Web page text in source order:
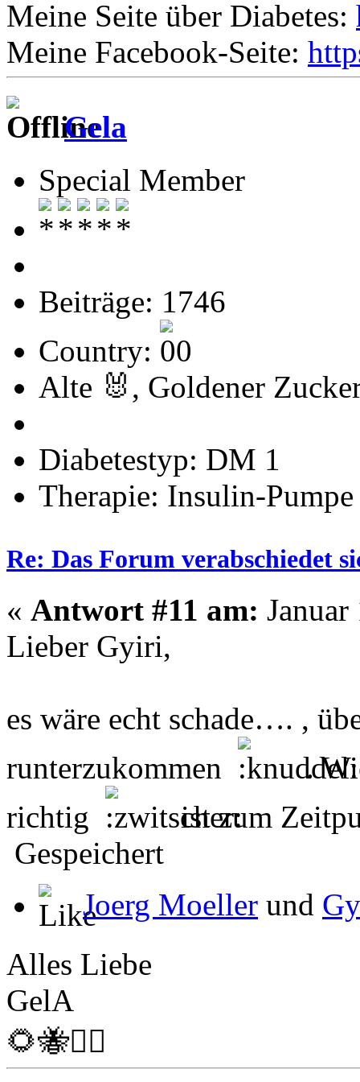
Meine Seite über Diabetes:
Meine Facebook-Seite:
Gela
Special Member
Beiträge: 1746
Country:
Alte 🐰, Goldener
Diabetestyp: DM 1
Therapie: Insulin-Pumpe
Re: Das Forum verabschiedet
« Antwort #11 am:
Lieber Gyiri,
es wäre echt schade…. ,
runterzukommen
.
richtig
ist zum
Gespeichert
Joerg Moeller und
Alles Liebe
GelA
🌻🐝🏴‍☠️